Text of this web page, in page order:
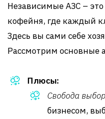
Независимые АЗС –
кофейня, где каждый
Здесь вы сами себе
Рассмотрим основные
Плюсы:
Свобода
бизнесом,